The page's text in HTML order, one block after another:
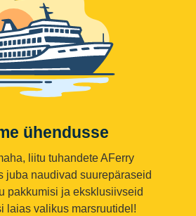
ühendusse
liitu tuhandete AFerry
juba naudivad suurepäraseid
pakkumisi ja eksklusiivseid
laias valikus marsruutidel!